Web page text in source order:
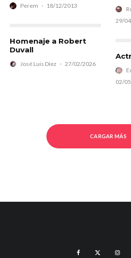
Perem · 18/12/2013
Homenaje a Robert
Duvall
José Luis Díez · 27/02/2026
29/
02/
CARGAR MÁS